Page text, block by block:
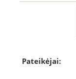
Pateikėjai: